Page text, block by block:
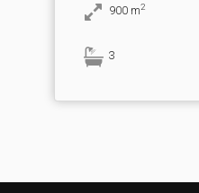
900 m2
3